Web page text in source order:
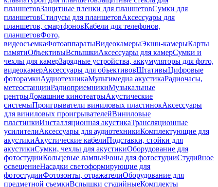
планшетовЗащитные пленки для планшетовСумки для
планшетовСтилусы для планшетовАксессуары для
планшетов, смартфоновКабели для телефонов,
планшетовФото,
видеосъемкаФотоаппаратыВидеокамерыЭкшн-камерыКарты
памятиОбъективыВспышкиАксессуары для камерСумки и
чехлы для камерЗарядные устройства, аккумуляторы для фото,
видеокамерАксессуары для объективовШтативыЦифровые
фоторамкиАудиотехникаМультимедиа акустикаРадиочасы,
метеостанцииРадиоприемникиМузыкальные
центрыДомашние кинотеатрыАкустические
системыПроигрыватели виниловых пластинокАксессуары
для виниловых проигрывателейВиниловые
пластинкиИнсталляционная акустикаТрансляционные
усилителиАксессуары для аудиотехникиКомплектующие для
акустикиАкустические кабелиПодставки, стойки для
акустикиСумки, чехлы для акустикиОборудование для
фотостудииКольцевые лампыФоны для фотостудииСтудийное
освещениеНасадки светоформирующие для
фотостудииФотозонты, отражателиОборудование для
предметной съемкиВспышки студийныеКомплекты